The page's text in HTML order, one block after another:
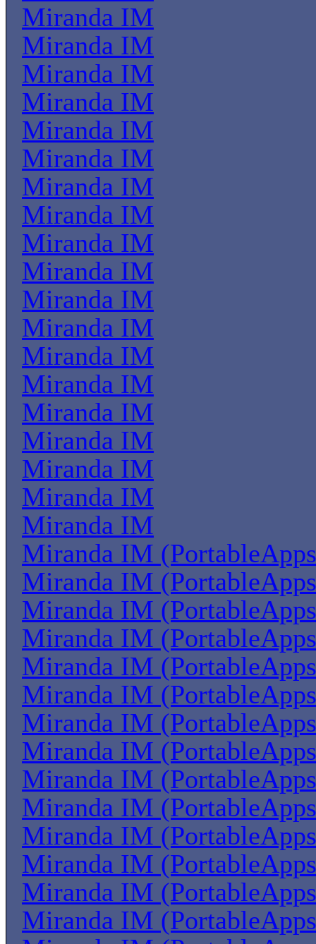
Miranda IM
Miranda IM
Miranda IM
Miranda IM
Miranda IM
Miranda IM
Miranda IM
Miranda IM
Miranda IM
Miranda IM
Miranda IM
Miranda IM
Miranda IM
Miranda IM
Miranda IM
Miranda IM
Miranda IM
Miranda IM
Miranda IM
Miranda IM
Miranda IM
Miranda IM
Miranda IM
Miranda IM
Miranda IM
Miranda IM
Miranda IM
Miranda IM
Miranda IM
Miranda IM
Miranda IM
Miranda IM
Miranda IM